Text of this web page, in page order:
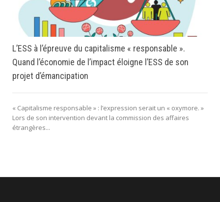
L’ESS à l’épreuve du capitalisme « responsable ».
Quand l’économie de l’impact éloigne l’ESS de son
projet d’émancipation
« Capitalisme responsable » : l’expression serait un « oxymore. »
Lors de son intervention devant la commission des affaires
étrangères...